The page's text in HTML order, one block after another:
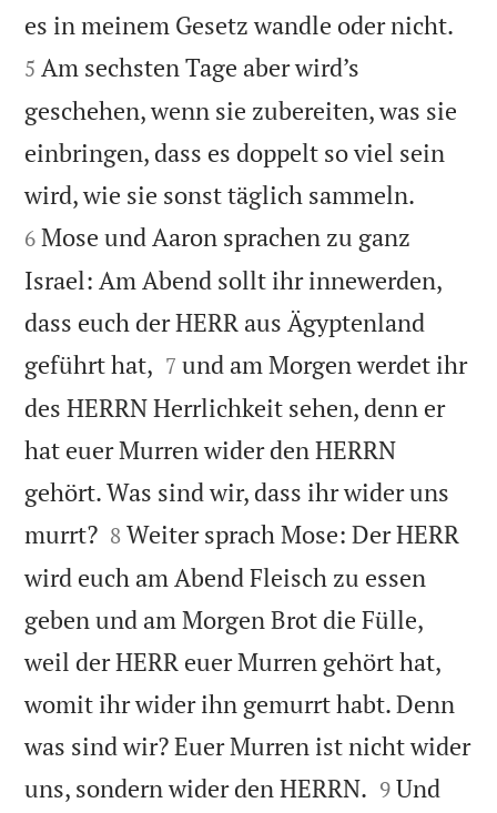
es in meinem Gesetz wandle oder nicht.
5 Am sechsten Tage aber wird’s
geschehen, wenn sie zubereiten, was sie
einbringen, dass es doppelt so viel sein
wird, wie sie sonst täglich sammeln.
6 Mose und Aaron sprachen zu ganz
Israel: Am Abend sollt ihr innewerden,
dass euch der HERR aus Ägyptenland
geführt hat, 

7 und am Morgen werdet ihr
des HERRN Herrlichkeit sehen, denn er
hat euer Murren wider den HERRN
gehört. Was sind wir, dass ihr wider uns
murrt?
8 Weiter sprach Mose: Der HERR
wird euch am Abend Fleisch zu essen
geben und am Morgen Brot die Fülle,
weil der HERR euer Murren gehört hat,
womit ihr wider ihn gemurrt habt. Denn
was sind wir? Euer Murren ist nicht wider
uns, sondern wider den HERRN. 

9 Und